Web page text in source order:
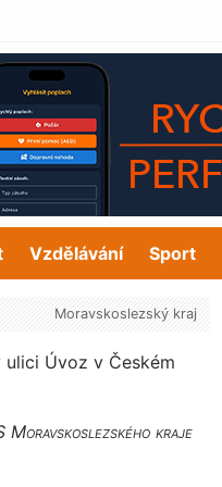
Vzdělávání Sport
Moravskoslezský kraj
ulici Úvoz v Českém
Moravskoslezského kraje